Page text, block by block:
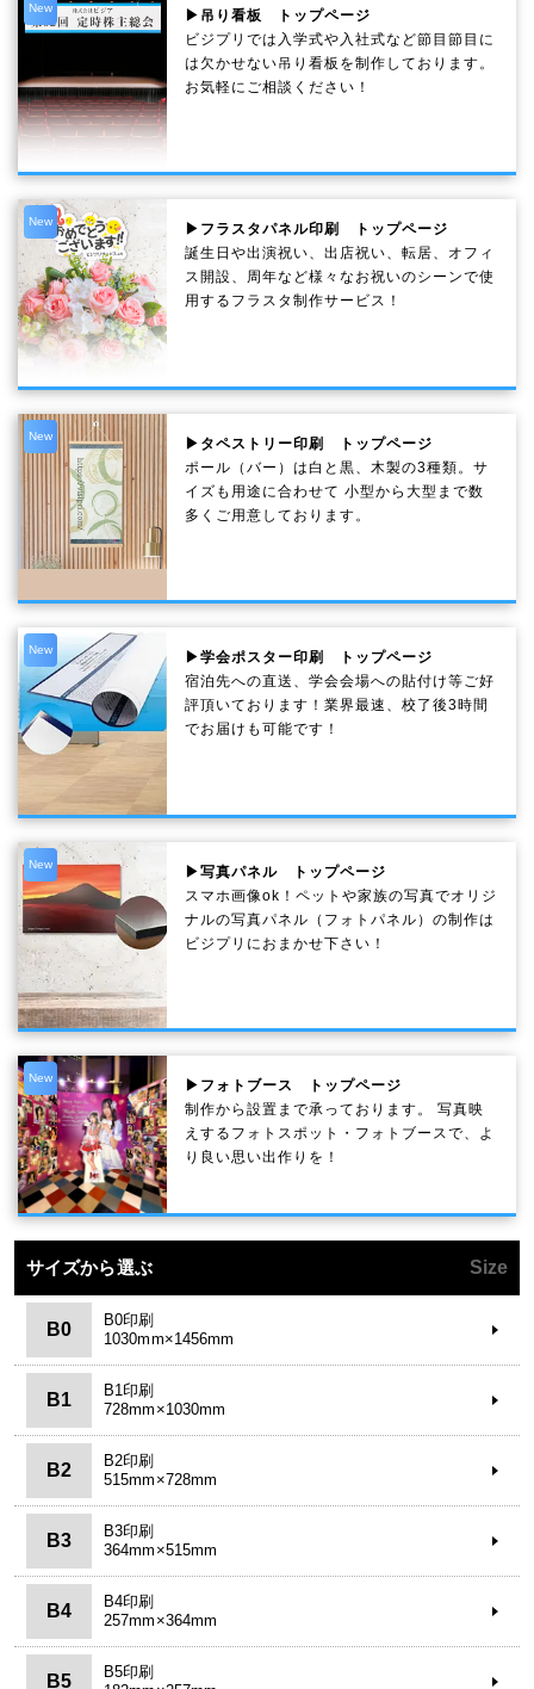
New
▶吊り看板 トップページ
ビジプリでは入学式や入社式など節目節目に
は欠かせない吊り看板を制作しております。
お気軽にご相談ください！
New
▶フラスタパネル印刷 トップページ
誕生日や出演祝い、出店祝い、転居、オフィ
ス開設、周年など様々なお祝いのシーンで使
用するフラスタ制作サービス！
New
▶タペストリー印刷 トップページ
ポール（バー）は白と黒、木製の3種類。サ
イズも用途に合わせて 小型から大型まで数
多くご用意しております。
New
▶学会ポスター印刷 トップページ
宿泊先への直送、学会会場への貼付け等ご好
評頂いております！業界最速、校了後3時間
でお届けも可能です！
New
▶写真パネル トップページ
スマホ画像ok！ペットや家族の写真でオリジ
ナルの写真パネル（フォトパネル）の制作は
ビジプリにおまかせ下さい！
New
▶フォトブース トップページ
制作から設置まで承っております。 写真映
えするフォトスポット・フォトブースで、よ
り良い思い出作りを！
サイズから選ぶ Size
B0
B0印刷
1030mm×1456mm
B1
B1印刷
728mm×1030mm
B2
B2印刷
515mm×728mm
B3
B3印刷
364mm×515mm
B4
B4印刷
257mm×364mm
B5
B5印刷